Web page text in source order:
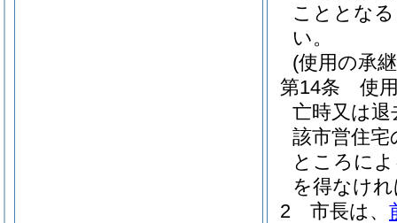
こととな
い。
(使用の承
第14条
使
亡時又は
該市営住
ところに
を得なけ
2
市長は、